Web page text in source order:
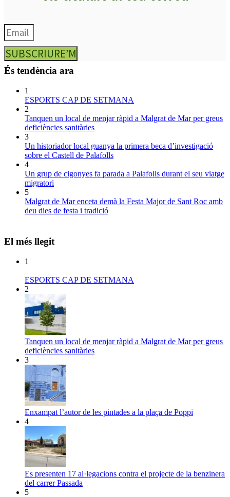
SUBSCRIURE’M
És tendència ara
1
ESPORTS CAP DE SETMANA
2
Tanquen un local de menjar ràpid a Malgrat de Mar per greus
deficiències sanitàries
3
Un historiador local guanya la primera beca d’investigació
sobre el Castell de Palafolls
4
Un grup de cigonyes fa parada a Palafolls durant el seu viatge
migratori
5
Malgrat de Mar enceta demà la Festa Major de Sant Roc amb
deu dies de festa i tradició
El més llegit
1
ESPORTS CAP DE SETMANA
2
Tanquen un local de menjar ràpid a Malgrat de Mar per greus
deficiències sanitàries
3
Enxampat l’autor de les pintades a la plaça de Poppi
4
Es presenten 17 al·legacions contra el projecte de la benzinera
del carrer Passada
5